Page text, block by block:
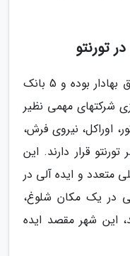
تورنتو
شهر تورنتو محل قرارگیری بورس اوراق بهادار بوده و 5 بانک
شرکت­های مهمی نظیر
اوراکل، نیروی فرش،
قرار دارند. این
متعدد و ایده آلی در
در یک مکان شلوغ،
این شهر مقصد ایده